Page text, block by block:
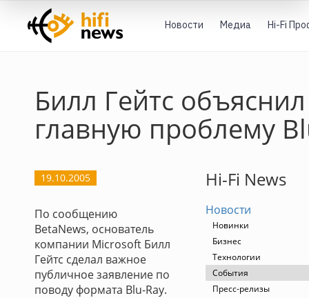
Новости Медиа Hi-Fi
Билл Гейтс
главную проблему
19.10.2005
По сообщению
BetaNews, основатель
компании Microsoft Билл
Гейтс сделал важное
публичное заявление по
поводу формата Blu-Ray.
Hi-Fi News
Новости
Новинки
Бизнес
Технологии
События
Пресс-релизы